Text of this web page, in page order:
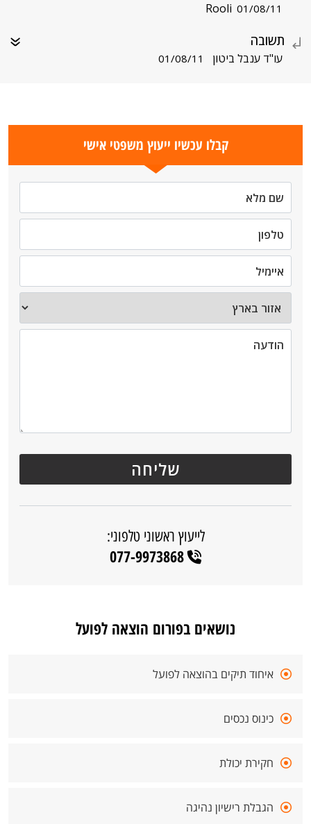
Rooli 01/08/11
תשובה
עו"ד ענבל ביטון 01/08/11
קבלו עכשיו ייעוץ משפטי אישי
לייעוץ ראשוני טלפוני:
077-9973868
נושאים בפורום הוצאה לפועל
איחוד תיקים בהוצאה לפועל
כינוס נכסים
חקירת יכולת
הגבלת רישיון נהיגה